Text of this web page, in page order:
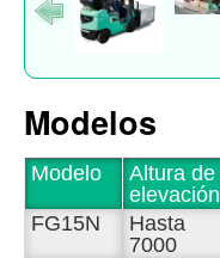
Modelos
Modelo
Altura de
elevación
FG15N
Hasta
7000